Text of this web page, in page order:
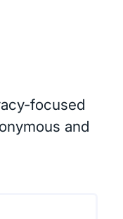
focused
and